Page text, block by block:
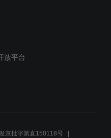
放平台
京批字第直150118号